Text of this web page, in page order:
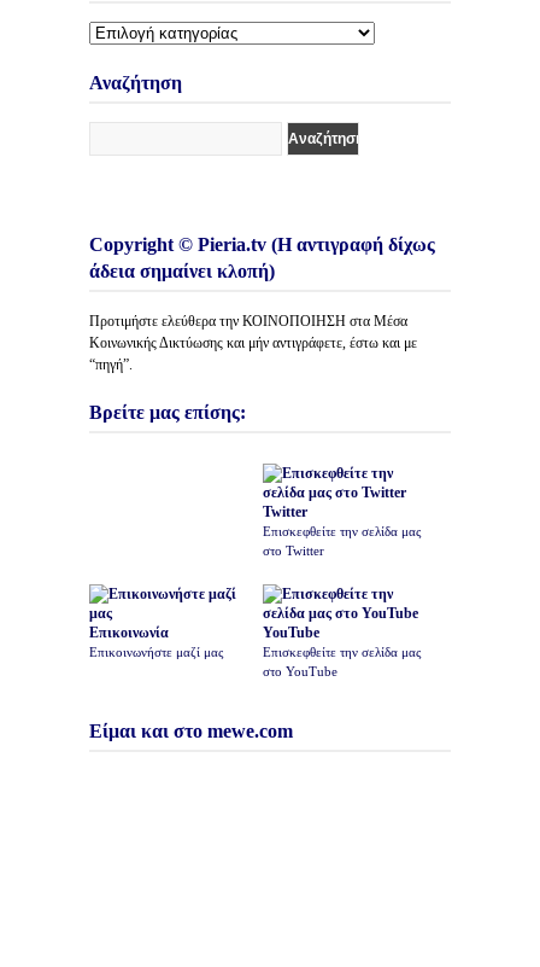
Διάφορες
Άρθρων
Αναζήτηση
Copyright © Pieria.tv (Η αντιγραφή δίχως
άδεια σημαίνει κλοπή)
Προτιμήστε ελεύθερα την ΚΟΙΝΟΠΟΙΗΣΗ στα Μέσα
Κοινωνικής Δικτύωσης και μήν αντιγράφετε, έστω και με
“πηγή”.
Βρείτε μας επίσης:
Twitter
Επισκεφθείτε την σελίδα μας
στο Twitter
Επικοινωνία
Επικοινωνήστε μαζί μας
YouTube
Επισκεφθείτε την σελίδα μας
στο YouTube
Είμαι και στο mewe.com